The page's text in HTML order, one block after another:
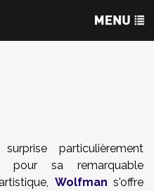
particulièrement
pour sa remarquable
Wolfman s'offre